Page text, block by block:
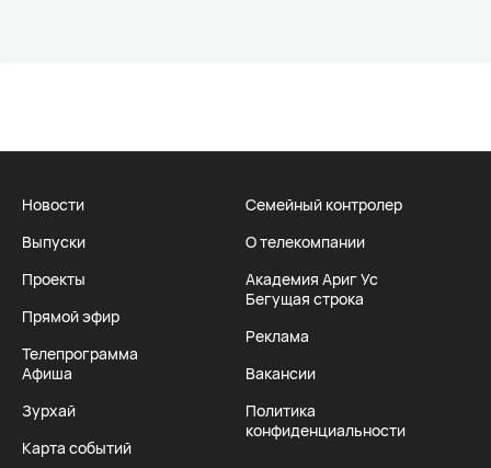
Новости
Выпуски
Проекты
Прямой эфир
Телепрограмма
Афиша
Зурхай
Карта событий
Семейный контролер
О телекомпании
Академия Ариг Ус
Бегущая строка
Реклама
Вакансии
Политика
конфиденциальности